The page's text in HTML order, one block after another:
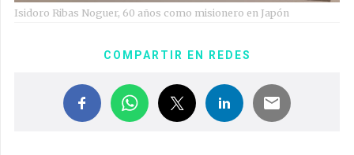
Isidoro Ribas Noguer, 60 años como misionero en Japón
COMPARTIR EN REDES